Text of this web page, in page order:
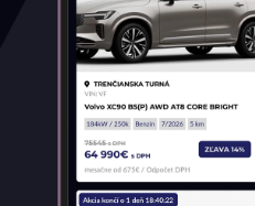
Benzín
Benzín+LPG
Diesel
Elektromobil
Hybrid